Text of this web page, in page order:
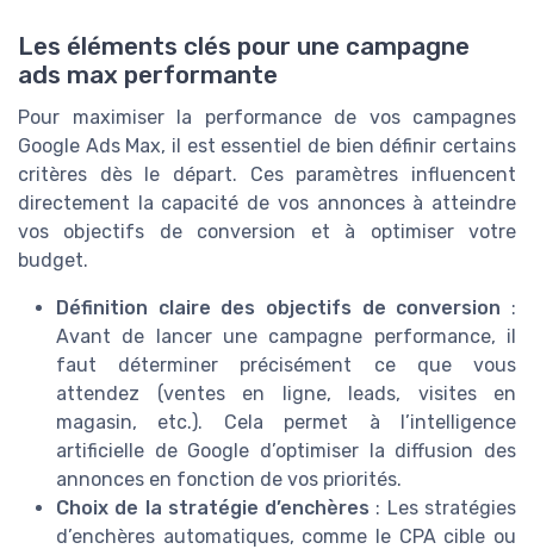
Les éléments clés pour une campagne
ads max performante
Pour maximiser la performance de vos campagnes
Google Ads Max, il est essentiel de bien définir certains
critères dès le départ. Ces paramètres influencent
directement la capacité de vos annonces à atteindre
vos objectifs de conversion et à optimiser votre
budget.
Définition claire des objectifs de conversion :
Avant de lancer une campagne performance, il
faut déterminer précisément ce que vous
attendez (ventes en ligne, leads, visites en
magasin, etc.). Cela permet à l’intelligence
artificielle de Google d’optimiser la diffusion des
annonces en fonction de vos priorités.
Choix de la stratégie d’enchères : Les stratégies
d’enchères automatiques, comme le CPA cible ou